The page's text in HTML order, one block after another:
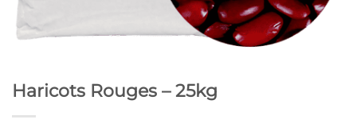
Haricots Rouges – 25kg